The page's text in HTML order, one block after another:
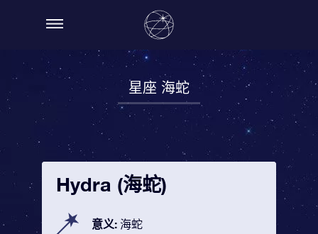
星座 海蛇
Hydra (海蛇)
意义: 海蛇